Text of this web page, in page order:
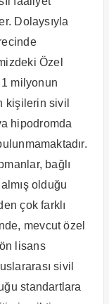
Dolaysıyla
Özel
milyonun
kişilerin sivil
hipodromda
bağlı
olduğu
çok farklı
mevcut özel
lisans
sivil
standartlara